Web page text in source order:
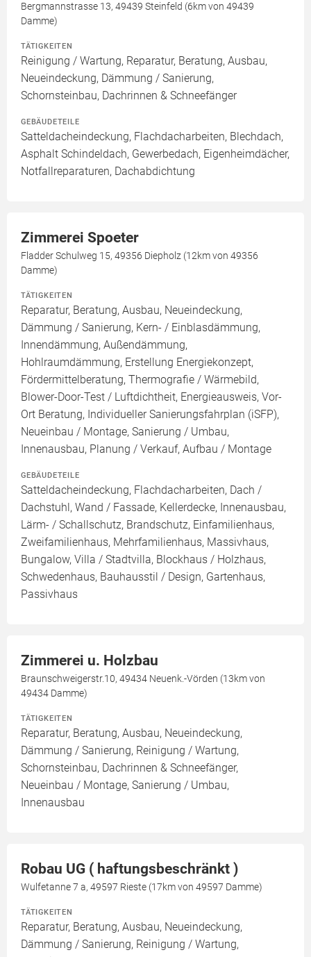
Bergmannstrasse 13, 49439 Steinfeld (6km von 49439
Damme)
TÄTIGKEITEN
Reinigung / Wartung, Reparatur, Beratung, Ausbau,
Neueindeckung, Dämmung / Sanierung,
Schornsteinbau, Dachrinnen & Schneefänger
GEBÄUDETEILE
Satteldacheindeckung, Flachdacharbeiten, Blechdach,
Asphalt Schindeldach, Gewerbedach, Eigenheimdächer,
Notfallreparaturen, Dachabdichtung
Zimmerei Spoeter
Fladder Schulweg 15, 49356 Diepholz (12km von 49356
Damme)
TÄTIGKEITEN
Reparatur, Beratung, Ausbau, Neueindeckung,
Dämmung / Sanierung, Kern- / Einblasdämmung,
Innendämmung, Außendämmung,
Hohlraumdämmung, Erstellung Energiekonzept,
Fördermittelberatung, Thermografie / Wärmebild,
Blower-Door-Test / Luftdichtheit, Energieausweis, Vor-
Ort Beratung, Individueller Sanierungsfahrplan (iSFP),
Neueinbau / Montage, Sanierung / Umbau,
Innenausbau, Planung / Verkauf, Aufbau / Montage
GEBÄUDETEILE
Satteldacheindeckung, Flachdacharbeiten, Dach /
Dachstuhl, Wand / Fassade, Kellerdecke, Innenausbau,
Lärm- / Schallschutz, Brandschutz, Einfamilienhaus,
Zweifamilienhaus, Mehrfamilienhaus, Massivhaus,
Bungalow, Villa / Stadtvilla, Blockhaus / Holzhaus,
Schwedenhaus, Bauhausstil / Design, Gartenhaus,
Passivhaus
Zimmerei u. Holzbau
Braunschweigerstr.10, 49434 Neuenk.-Vörden (13km von
49434 Damme)
TÄTIGKEITEN
Reparatur, Beratung, Ausbau, Neueindeckung,
Dämmung / Sanierung, Reinigung / Wartung,
Schornsteinbau, Dachrinnen & Schneefänger,
Neueinbau / Montage, Sanierung / Umbau,
Innenausbau
Robau UG ( haftungsbeschränkt )
Wulfetanne 7 a, 49597 Rieste (17km von 49597 Damme)
TÄTIGKEITEN
Reparatur, Beratung, Ausbau, Neueindeckung,
Dämmung / Sanierung, Reinigung / Wartung,